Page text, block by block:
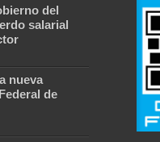
del
salarial
nueva
de